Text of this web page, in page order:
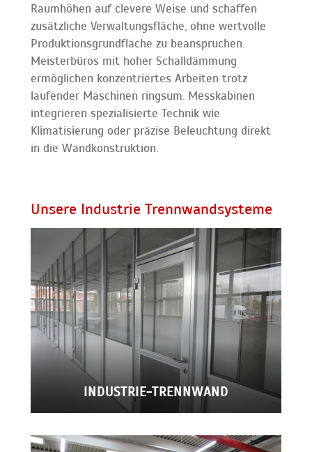
Raumhöhen auf clevere Weise und schaffen
zusätzliche Verwaltungsfläche, ohne wertvolle
Produktionsgrundfläche zu beanspruchen.
Meisterbüros mit hoher Schalldämmung
ermöglichen konzentriertes Arbeiten trotz
laufender Maschinen ringsum. Messkabinen
integrieren spezialisierte Technik wie
Klimatisierung oder präzise Beleuchtung direkt
in die Wandkonstruktion.
Unsere Industrie Trennwandsysteme
INDUSTRIE-TRENNWAND